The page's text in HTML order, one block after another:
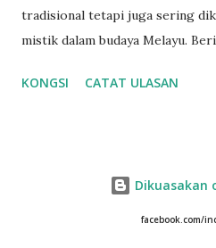
tradisional tetapi juga sering
mistik dalam budaya Melayu.
Gangguan Makhluk Halus Kayu
dan Energi Positif Kemuning
energi spiritual yang tinggi. Ia
KONGSI CATAT ULASAN
Dikuasakan
facebook.com/